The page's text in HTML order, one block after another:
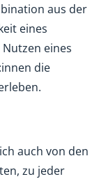
aus der
eines
eines
die
auch von den
zu jeder